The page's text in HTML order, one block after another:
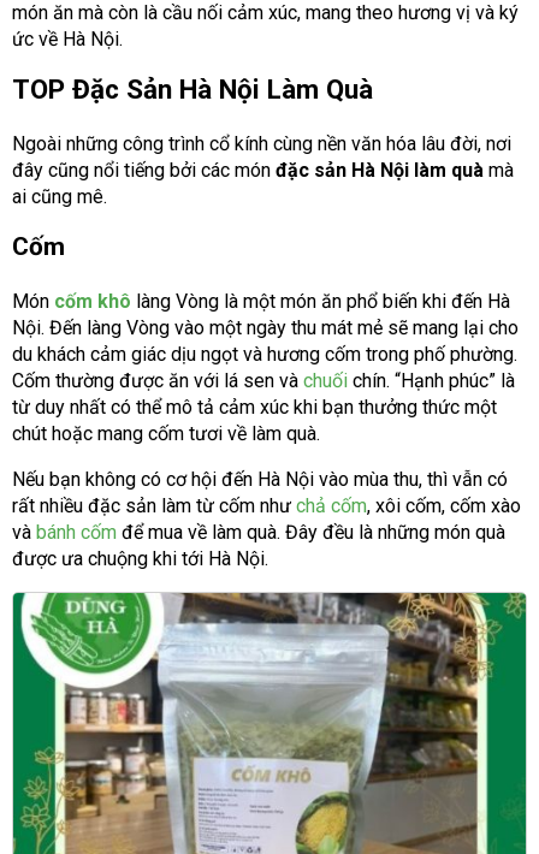
món ăn mà còn là cầu nối cảm xúc, mang theo hương vị và ký
ức về Hà Nội.
TOP Đặc Sản Hà Nội Làm Quà
Ngoài những công trình cổ kính cùng nền văn hóa lâu đời, nơi
đây cũng nổi tiếng bởi các món đặc sản Hà Nội làm quà mà
ai cũng mê.
Cốm
Món cốm khô làng Vòng là một món ăn phổ biến khi đến Hà
Nội. Đến làng Vòng vào một ngày thu mát mẻ sẽ mang lại cho
du khách cảm giác dịu ngọt và hương cốm trong phố phường.
Cốm thường được ăn với lá sen và chuối chín. “Hạnh phúc” là
từ duy nhất có thể mô tả cảm xúc khi bạn thưởng thức một
chút hoặc mang cốm tươi về làm quà.
Nếu bạn không có cơ hội đến Hà Nội vào mùa thu, thì vẫn có
rất nhiều đặc sản làm từ cốm như chả cốm, xôi cốm, cốm xào
và bánh cốm để mua về làm quà. Đây đều là những món quà
được ưa chuộng khi tới Hà Nội.